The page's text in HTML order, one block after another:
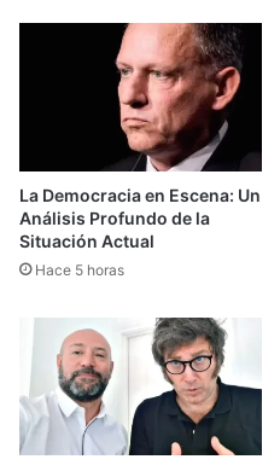
La Democracia en Escena: Un
Análisis Profundo de la
Situación Actual
Hace 5 horas